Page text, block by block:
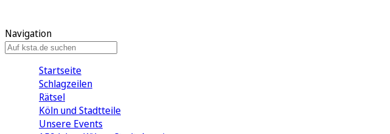
Navigation
Startseite
Schlagzeilen
Rätsel
Köln und Stadtteile
Unsere Events